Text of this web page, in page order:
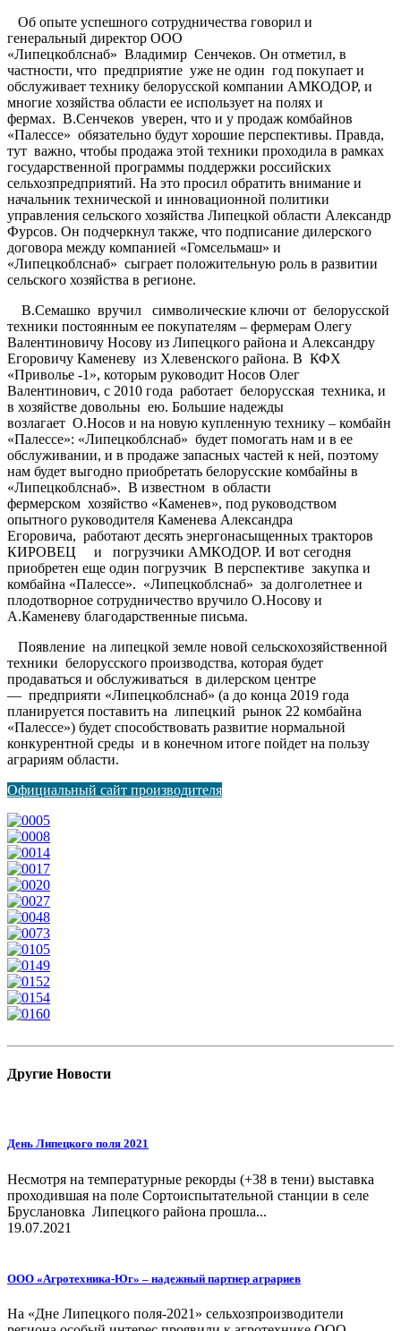
Об опыте успешного сотрудничества говорил и
генеральный директор ООО
«Липецкоблснаб» Владимир Сенчеков. Он отметил, в
частности, что предприятие уже не один год покупает и
обслуживает технику белорусской компании АМКОДОР, и
многие хозяйства области ее использует на полях и
фермах. В.Сенчеков уверен, что и у продаж комбайнов
«Палессе» обязательно будут хорошие перспективы. Правда,
тут важно, чтобы продажа этой техники проходила в рамках
государственной программы поддержки российских
сельхозпредприятий. На это просил обратить внимание и
начальник технической и инновационной политики
управления сельского хозяйства Липецкой области Александр
Фурсов. Он подчеркнул также, что подписание дилерского
договора между компанией «Гомсельмаш» и
«Липецкоблснаб» сыграет положительную роль в развитии
сельского хозяйства в регионе.
В.Семашко вручил символические ключи от белорусской
техники постоянным ее покупателям – фермерам Олегу
Валентиновичу Носову из Липецкого района и Александру
Егоровичу Каменеву из Хлевенского района. В КФХ
«Приволье -1», которым руководит Носов Олег
Валентинович, с 2010 года работает белорусская техника, и
в хозяйстве довольны ею. Большие надежды
возлагает О.Носов и на новую купленную технику – комбайн
«Палессе»: «Липецкоблснаб» будет помогать нам и в ее
обслуживании, и в продаже запасных частей к ней, поэтому
нам будет выгодно приобретать белорусские комбайны в
«Липецкоблснаб». В известном в области
фермерском хозяйство «Каменев», под руководством
опытного руководителя Каменева Александра
Егоровича, работают десять энергонасыщенных тракторов
КИРОВЕЦ и погрузчики АМКОДОР. И вот сегодня
приобретен еще один погрузчик В перспективе закупка и
комбайна «Палессе». «Липецкоблснаб» за долголетнее и
плодотворное сотрудничество вручило О.Носову и
А.Каменеву благодарственные письма.
Появление на липецкой земле новой сельскохозяйственной
техники белорусского производства, которая будет
продаваться и обслуживаться в дилерском центре
— предприяти «Липецкоблснаб» (а до конца 2019 года
планируется поставить на липецкий рынок 22 комбайна
«Палессе») будет способствовать развитие нормальной
конкурентной среды и в конечном итоге пойдет на пользу
аграриям области.
Официальный сайт производителя
Другие Новости
День Липецкого поля 2021
Несмотря на температурные рекорды (+38 в тени) выставка
проходившая на поле Сортоиспытательной станции в селе
Бруслановка Липецкого района прошла...
19.07.2021
ООО «Агротехника-Юг» – надежный партнер аграриев
На «Дне Липецкого поля-2021» сельхозпроизводители